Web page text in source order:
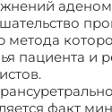
метода
пациента и
факт